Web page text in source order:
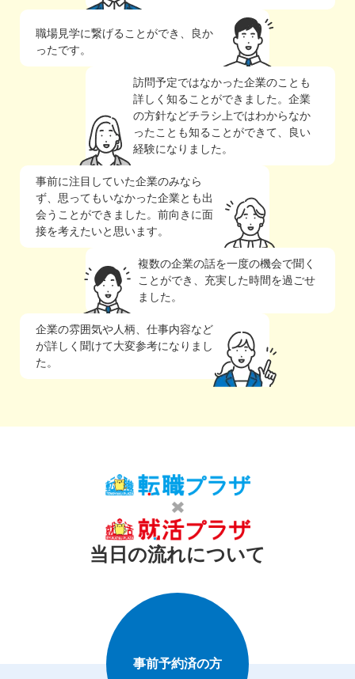
職場見学に繋げることができ、良か
ったです。
訪問予定ではなかった企業のことも
詳しく知ることができました。企業
の方針などチラシ上ではわからなか
ったことも知ることができて、良い
経験になりました。
事前に注目していた企業のみなら
ず、思ってもいなかった企業とも出
会うことができました。前向きに面
接を考えたいと思います。
複数の企業の話を一度の機会で聞く
ことができ、充実した時間を過ごせ
ました。
企業の雰囲気や人柄、仕事内容など
が詳しく聞けて大変参考になりまし
た。
当日の流れについて
事前予約済の方